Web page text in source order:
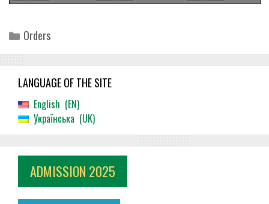
Categories
Orders
LANGUAGE OF THE SITE
English
EN
Українська
UK
ADMISSION 2025